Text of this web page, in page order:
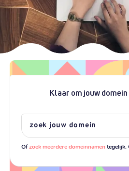
Klaar om jouw
Ofzoek meerdere domeinnamentegelijk.